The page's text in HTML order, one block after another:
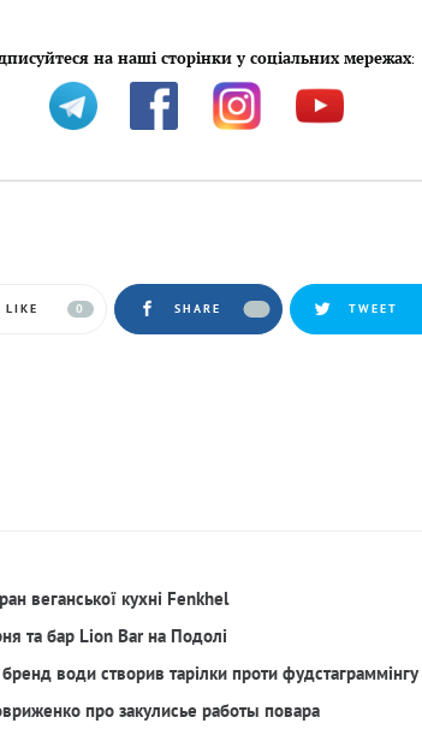
на наші сторінки у соціальних мережах:
LIKE 0 SHARE TWEET
веганської кухні Fenkhel
та бар Lion Bar на Подолі
води створив тарілки проти фудстаграммінгу
про закулисье работы повара